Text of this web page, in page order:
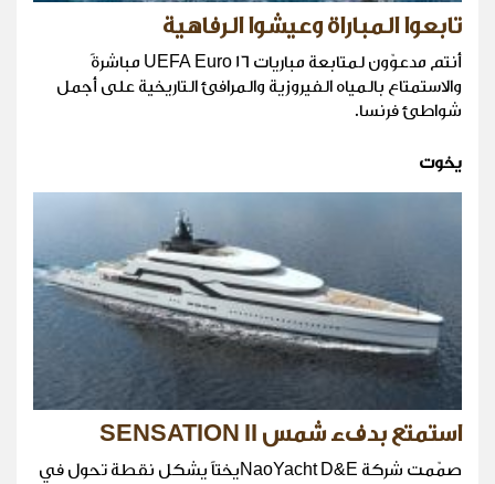
تابعوا المباراة وعيشوا الرفاهية
أنتم مدعوّون لمتابعة مباريات UEFA Euro 16 مباشرةً
والاستمتاع بالمياه الفيروزية والمرافئ التاريخية على أجمل
شواطئ فرنسا.
يخوت
استمتع بدفء شمس SENSATION II
صمّمت شركة NaoYacht D&Eيختاً يشكل نقطة تحول في